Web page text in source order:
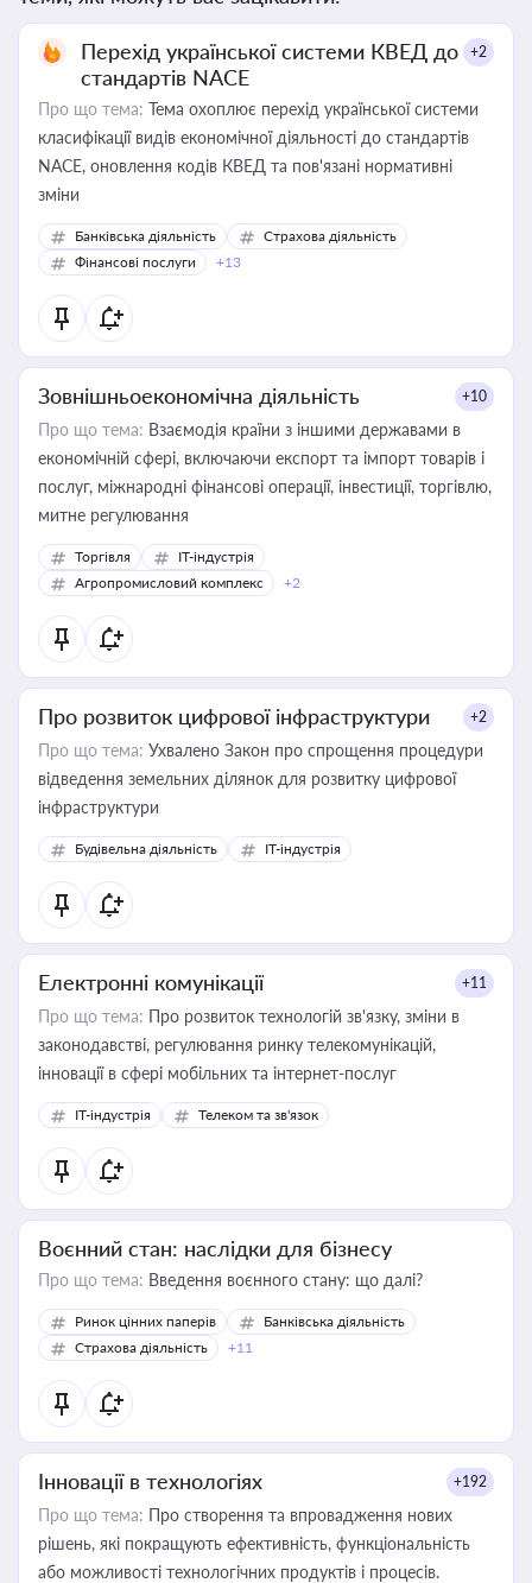
Перехід української системи КВЕД до
стандартів NACE
+2
Про що тема: Тема охоплює перехід української системи
класифікації видів економічної діяльності до стандартів
NACE, оновлення кодів КВЕД та пов'язані нормативні
зміни
Банківська діяльність
Страхова діяльність
Фінансові послуги
+13
Зовнішньоекономічна діяльність +10
Про що тема: Взаємодія країни з іншими державами в
економічній сфері, включаючи експорт та імпорт товарів і
послуг, міжнародні фінансові операції, інвестиції, торгівлю,
митне регулювання
Торгівля
IT-індустрія
Агропромисловий комплекс
+2
Про розвиток цифрової інфраструктури +2
Про що тема: Ухвалено Закон про спрощення процедури
відведення земельних ділянок для розвитку цифрової
інфраструктури
Будівельна діяльність IT-індустрія
Електронні комунікації +11
Про що тема: Про розвиток технологій зв'язку, зміни в
законодавстві, регулювання ринку телекомунікацій,
інновації в сфері мобільних та інтернет-послуг
IT-індустрія Телеком та зв'язок
Воєнний стан: наслідки для бізнесу
Про що тема: Введення воєнного стану: що далі?
Ринок цінних паперів
Банківська діяльність
Страхова діяльність
+11
Інновації в технологіях +192
Про що тема: Про створення та впровадження нових
рішень, які покращують ефективність, функціональність
або можливості технологічних продуктів і процесів.